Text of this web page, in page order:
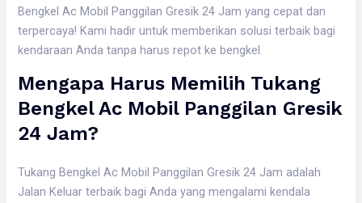
Bengkel Ac Mobil Panggilan Gresik 24 Jam yang cepat dan
terpercaya! Kami hadir untuk memberikan solusi terbaik bagi
kendaraan Anda tanpa harus repot ke bengkel.
Mengapa Harus Memilih Tukang
Bengkel Ac Mobil Panggilan Gresik
24 Jam?
Tukang Bengkel Ac Mobil Panggilan Gresik 24 Jam adalah
Jalan Keluar terbaik bagi Anda yang mengalami kendala